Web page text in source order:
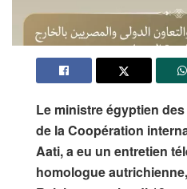
Le ministre égyptien
de la Coopération
Aati, a eu un entretien
homologue autrichienne,